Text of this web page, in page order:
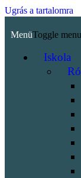
Ugrás a tartalomra
MenüToggle
Iskola